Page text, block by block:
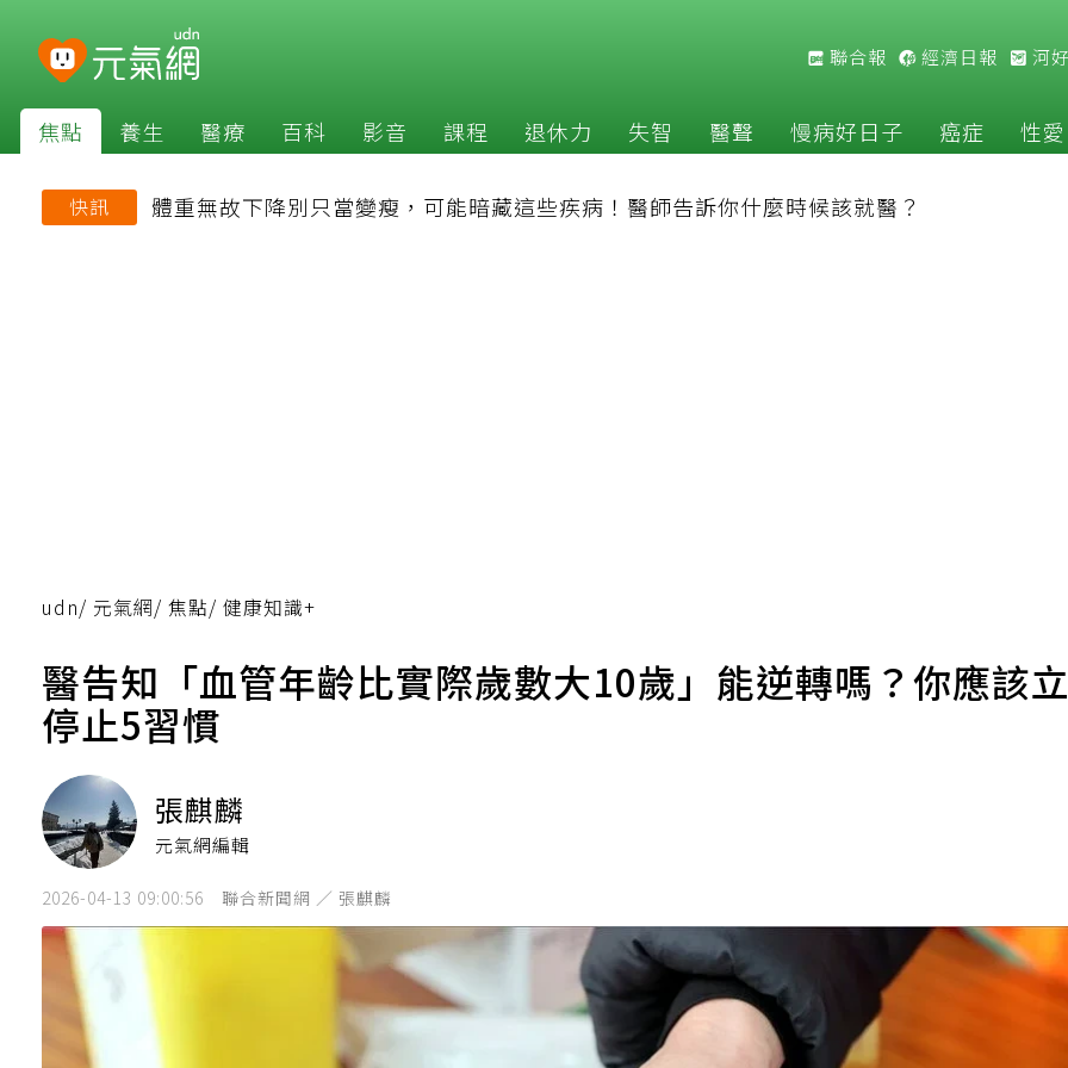
聯合報 經濟日報 河
焦點 養生 醫療 百科 影音 課程 退休力 失智 醫聲 慢病好日子 癌症 性愛
快訊 體重無故下降別只當變瘦，可能暗藏這些疾病！醫師告訴你什麼時候該就醫？
udn/ 元氣網/ 焦點/ 健康知識+
醫告知「血管年齡比實際歲數大10歲」能逆轉嗎？你應該
停止5習慣
張麒麟
元氣網編輯
2026-04-13 09:00:56 聯合新聞網 ／ 張麒麟